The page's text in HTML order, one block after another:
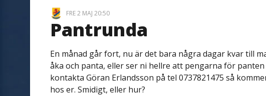
FRE 2 MAJ 20:50
Pantrunda
En månad går fort, nu är det bara några dagar kvar till
åka och panta, eller ser ni hellre att pengarna för
kontakta Göran Erlandsson på tel 0737821475 så
hos er. Smidigt, eller hur?